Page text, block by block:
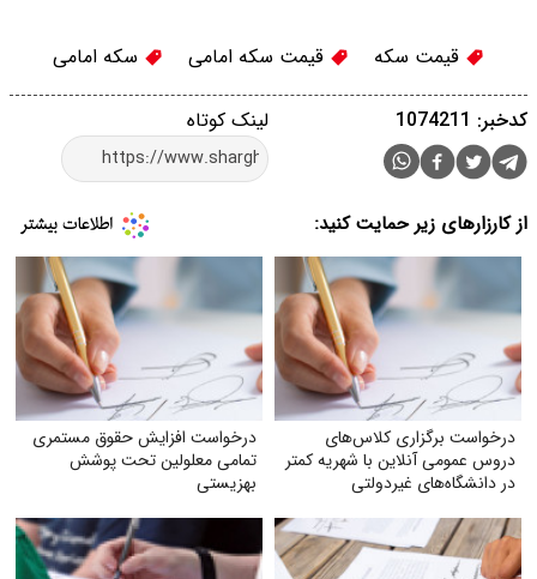
قیمت سکه قیمت سکه امامی سکه امامی
لینک کوتاه کدخبر: 1074211
از کارزارهای زیر حمایت کنید:
درخواست برگزاری کلاس‌های
دروس عمومی آنلاین با شهریه کمتر
در دانشگاه‌های غیردولتی
درخواست افزایش حقوق مستمری
تمامی معلولین تحت پوشش
بهزیستی